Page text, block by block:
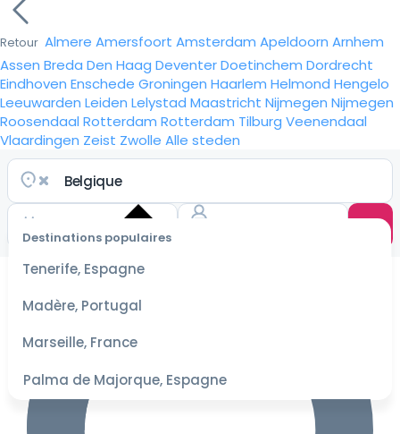
Retour Almere Amersfoort Amsterdam Apeldoorn Arnhem
Assen Breda Den Haag DeventerDoetinchem Dordrecht
Eindhoven Enschede Groningen Haarlem Helmond Hengelo
Leeuwarden Leiden Lelystad Maastricht Nijmegen Nijmegen
Roosendaal Rotterdam Rotterdam Tilburg Veenendaal
Vlaardingen Zeist Zwolle Alle steden
Destinations populaires
Tenerife, Espagne
Madère, Portugal
Marseille, France
Palma de Majorque, Espagne
Choisir
les
pour les
tarifs